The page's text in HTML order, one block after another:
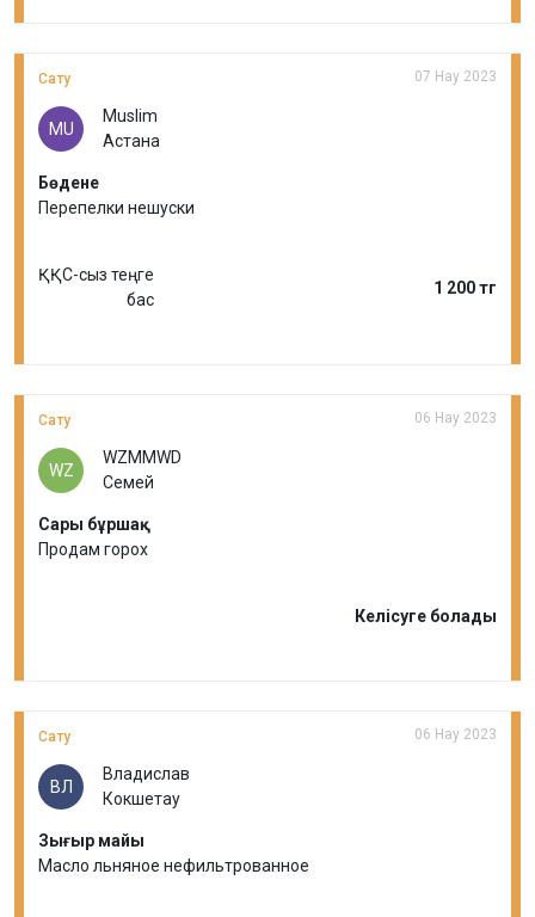
Сату 07 Нау 2023
MU
Muslim
Астана
Бөдене
Перепелки нешуски
ҚҚС-сыз теңге
бас
1 200 тг
Сату 06 Нау 2023
WZ
WZMMWD
Семей
Сары бұршақ
Продам горох
Келісуге болады
Сату 06 Нау 2023
ВЛ
Владислав
Кокшетау
Зығыр майы
Масло льняное нефильтрованное